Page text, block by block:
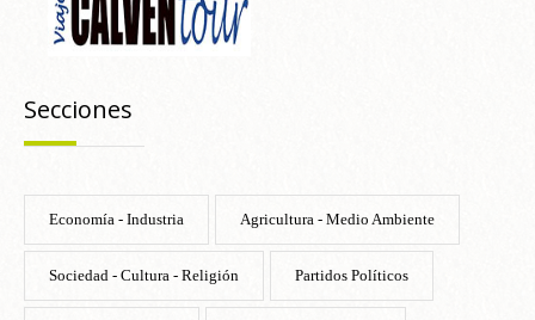
Secciones
Economía - Industria Agricultura - Medio Ambiente
Sociedad - Cultura - Religión Partidos Políticos